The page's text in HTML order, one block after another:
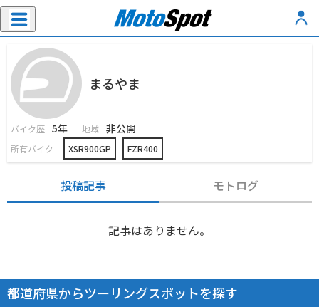
まるやま
バイク歴 5年 地域 非公開
所有バイク XSR900GP FZR400
投稿記事 モトログ
記事はありません。
都道府県からツーリングスポットを探す